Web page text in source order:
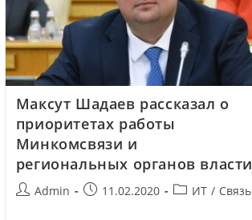
Максут Шадаев рассказал о
приоритетах работы
Минкомсвязи и
региональных органов власти
Admin 11.02.2020 ИТ / Связь